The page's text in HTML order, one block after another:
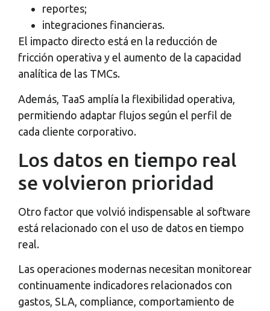
reportes;
integraciones financieras.
El impacto directo está en la reducción de
fricción operativa y el aumento de la capacidad
analítica de las TMCs.
Además, TaaS amplía la flexibilidad operativa,
permitiendo adaptar flujos según el perfil de
cada cliente corporativo.
Los datos en tiempo real
se volvieron prioridad
Otro factor que volvió indispensable al software
está relacionado con el uso de datos en tiempo
real.
Las operaciones modernas necesitan monitorear
continuamente indicadores relacionados con
gastos, SLA, compliance, comportamiento de